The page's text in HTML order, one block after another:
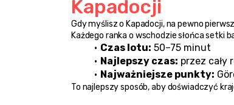
Kapadocji
Gdy myślisz o Kapadocji, na pewno
Każdego ranka o wschodzie słońca setki
Czas lotu: 50–75 minut
Najlepszy czas: przez cały
Najważniejsze punkty:
To najlepszy sposób, aby doświadczyć